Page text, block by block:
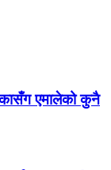
एमालेको कुनै